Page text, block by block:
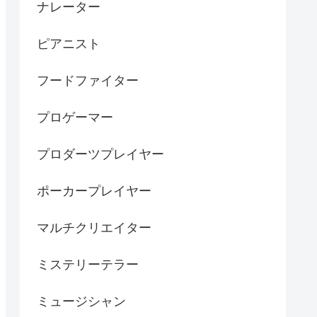
ナレーター
ピアニスト
フードファイター
プロゲーマー
プロダーツプレイヤー
ポーカープレイヤー
マルチクリエイター
ミステリーテラー
ミュージシャン